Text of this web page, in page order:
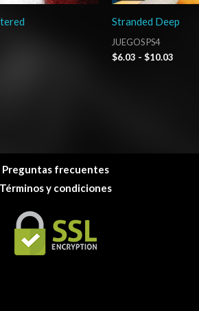
Stranded Deep
JUEGOS PS4
$6.03 - $10.03
Preguntas frecuentes
Términos y condiciones